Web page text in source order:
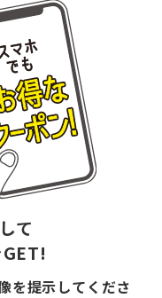
て
を提示してくださ